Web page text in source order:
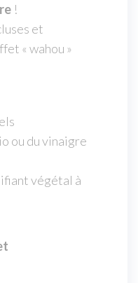
!
et
« wahou »
ou du vinaigre
végétal à